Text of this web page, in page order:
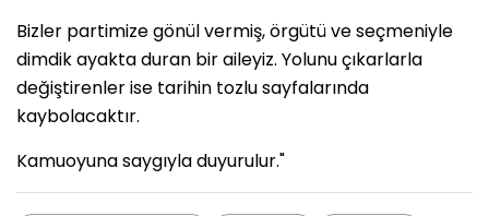
Bizler partimize gönül vermiş, örgütü ve seçmeniyle
dimdik ayakta duran bir aileyiz. Yolunu çıkarlarla
değiştirenler ise tarihin tozlu sayfalarında
kaybolacaktır.
Kamuoyuna saygıyla duyurulur."